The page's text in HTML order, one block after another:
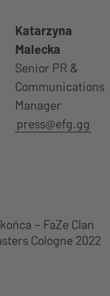
Katarzyna
Malecka
Senior PR &
Communications
Manager
press@efg.gg
– FaZe Clan
Cologne 2022